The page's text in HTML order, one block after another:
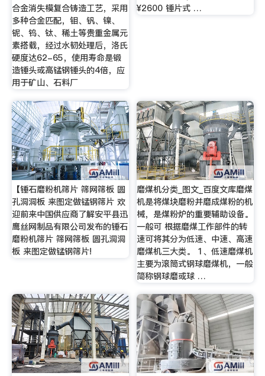
合金消失模复合铸造工艺，采用
多种合金匹配，钼、钒、镍、
铌、钨、钛、稀土等贵重金属元
素搭载，经过水韧处理后，洛氏
硬度达62-65，使用寿命是锻
造锤头或高锰钢锤头的4倍，应
用于矿山、石料厂
¥2600 锤片式 …
【锤石磨粉机筛片 筛网筛板 圆
孔洞洞板 来图定做锰钢筛片 欢
迎前来中国供应商了解安平县迅
鹰丝网制品有限公司发布的锤石
磨粉机筛片 筛网筛板 圆孔洞洞
板 来图定做锰钢筛片!
磨煤机分类_图文_百度文库磨煤
机是将煤块磨粉并磨成煤粉的机
械，是煤粉炉的重要辅助设备。
一般可 根据磨煤工作部件的转
速可将其分为低速、中速、高速
磨煤机三大类。 1、低速磨煤机
主要为滚筒式钢球磨煤机，一般
简称钢球磨或球 …